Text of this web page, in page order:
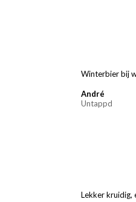
Winterbier bij
André
Untappd
Lekker kruidig,